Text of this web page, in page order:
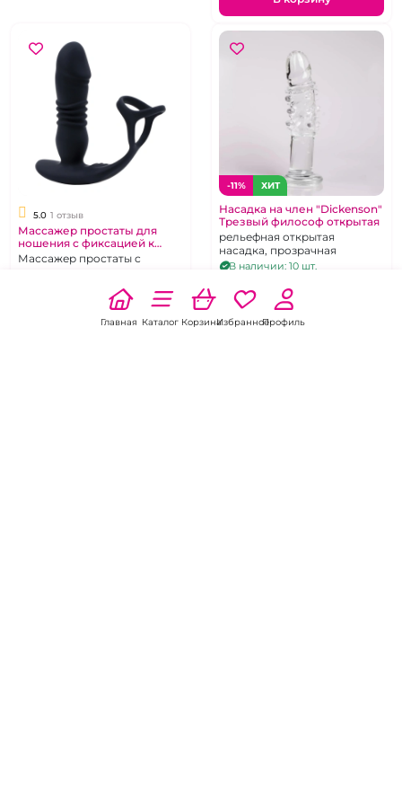
5.0 1 отзыв
Массажер простаты для
ношения с фиксацией к
члену
Массажер простаты с
мошонку, стимулятор для
двойного проникновения,
перезаряжаемый
-11% ХИТ
Насадка на член "Dickenson"
Трезвый философ открытая
рельефная открытая
насадка, прозрачная
В наличии: 10 шт.
890 pуб.
В корзину
Главная Каталог КорзинаИзбранноеПрофиль